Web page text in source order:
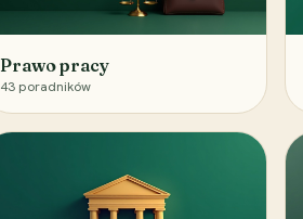
Prawo pracy
43 poradników